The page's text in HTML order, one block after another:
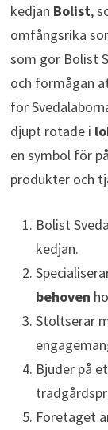
kedjan Bolist,
omfångsrika
som gör Bolist
och förmågan
för
djupt rotade i
en symbol för
produkter och
Bolist
kedjan.
behoven
Stoltserar
Bjuder på
Företaget